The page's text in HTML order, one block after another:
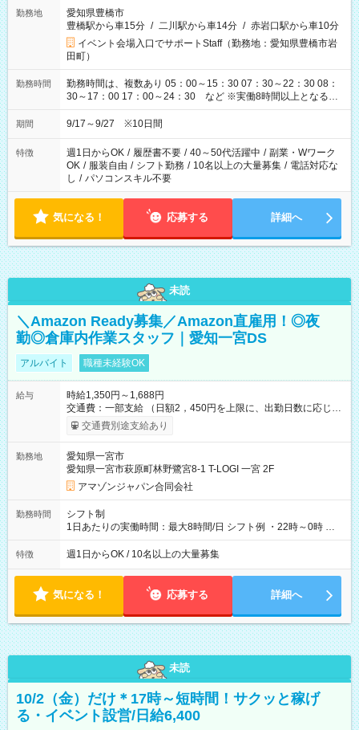
勤務地
愛知県豊橋市
豊橋駅から車15分 / 二川駅から車14分 / 赤岩口駅から車10分
イベント会場入口でサポートStaff（勤務地：愛知県豊橋市岩
田町）
勤務時間
勤務時間は、複数あり 05：00～15：30 07：30～22：30 08：
30～17：00 17：00～24：30 など ※実働8時間以上となる勤
務もあります。 【休憩】60分+他休憩あり 交替で取得します。
安全面に配慮しこまめな休憩があります。
期間 9/17～9/27 ※10日間
特徴 週1日からOK / 履歴書不要 / 40～50代活躍中 / 副業・Wワーク
OK / 服装自由 / シフト勤務 / 10名以上の大量募集 / 電話対応な
し / パソコンスキル不要
気になる！ 応募する 詳細へ
未読
＼Amazon Ready募集／Amazon直雇用！◎夜
勤◎倉庫内作業スタッフ｜愛知一宮DS
アルバイト 職種未経験OK
給与
時給1,350円～1,688円
交通費：一部支給 （日額2，450円を上限に、出勤日数に応じて
実費支給） ※22:00～翌5:00までは時給25%UP！ ■給与前払い
制度あり ※前払い額の上限あり、手数料無料（Amazon負担）
交通費別途支給あり
勤務地
愛知県一宮市
愛知県一宮市萩原町林野鷺宮8-1 T-LOGI 一宮 2F
アマゾンジャパン合同会社
勤務時間
シフト制
1日あたりの実働時間：最大8時間/日 シフト例 ・22時～0時 入
社後、就業可能シフトをご確認の上、申請してください。
特徴 週1日からOK / 10名以上の大量募集
気になる！ 応募する 詳細へ
未読
10/2（金）だけ＊17時～短時間！サクッと稼げ
る・イベント設営/日給6,400